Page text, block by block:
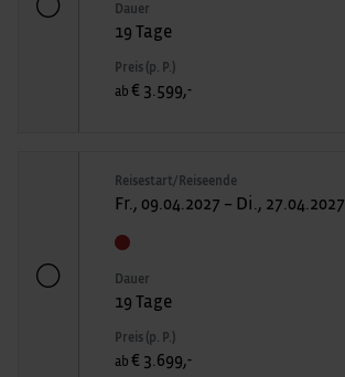
Dauer
19 Tage
Preis (p. P.)
ab € 3.599,-
Reisestart/Reiseende
Fr., 09.04.2027 – Di., 27.04.2027
Dauer
19 Tage
Preis (p. P.)
ab € 3.699,-